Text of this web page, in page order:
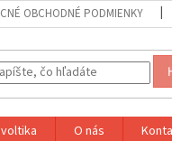
OBCHODNÉ PODMIENKY
O nás